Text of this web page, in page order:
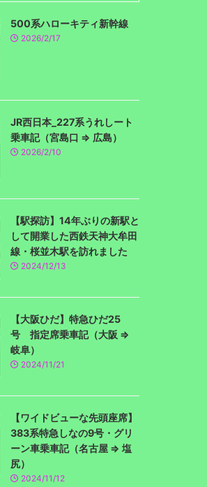
500系ハローキティ新幹線
2026/2/17
JR西日本_227系うれしート
乗車記（宮島口 ⇒ 広島）
2026/2/10
【駅探訪】14年ぶりの新駅と
して開業した西鉄天神大牟田
線・桜並木駅を訪れました
2024/12/13
【大阪ひだ】特急ひだ25
号 指定席乗車記（大阪 ⇒
岐阜）
2024/11/21
【ワイドビューな先頭座席】
383系特急しなの9号・グリ
ーン車乗車記（名古屋 ⇒ 塩
尻）
2024/11/12